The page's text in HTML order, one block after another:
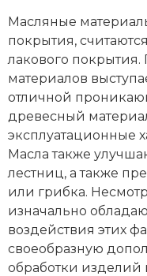
Масляные
покрытия,
лакового покрытия.
материалов
отличной
древесный
эксплуатационные
Масла также
лестниц, а также
или грибка.
изначально
воздействия этих
своеобразную
обработки изделий